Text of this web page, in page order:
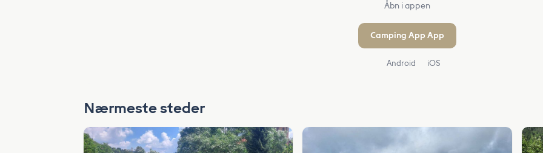
Åbn i appen
Camping App App
Android iOS
Nærmeste steder